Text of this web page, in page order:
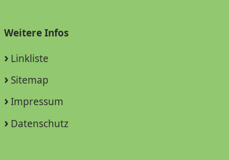
Weitere Infos
Linkliste
Sitemap
Impressum
Datenschutz